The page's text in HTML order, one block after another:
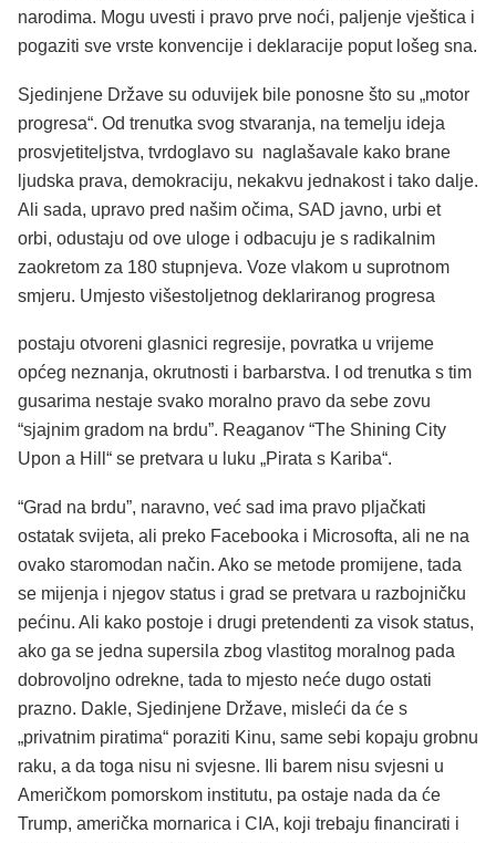
narodima. Mogu uvesti i pravo prve noći, paljenje vještica i
pogaziti sve vrste konvencije i deklaracije poput lošeg sna.
Sjedinjene Države su oduvijek bile ponosne što su „motor
progresa“. Od trenutka svog stvaranja, na temelju ideja
prosvjetiteljstva, tvrdoglavo su naglašavale kako brane
ljudska prava, demokraciju, nekakvu jednakost i tako dalje.
Ali sada, upravo pred našim očima, SAD javno, urbi et
orbi, odustaju od ove uloge i odbacuju je s radikalnim
zaokretom za 180 stupnjeva. Voze vlakom u suprotnom
smjeru. Umjesto višestoljetnog deklariranog progresa
postaju otvoreni glasnici regresije, povratka u vrijeme
općeg neznanja, okrutnosti i barbarstva. I od trenutka s tim
gusarima nestaje svako moralno pravo da sebe zovu
“sjajnim gradom na brdu”. Reaganov “The Shining City
Upon a Hill“ se pretvara u luku „Pirata s Kariba“.
“Grad na brdu”, naravno, već sad ima pravo pljačkati
ostatak svijeta, ali preko Facebooka i Microsofta, ali ne na
ovako staromodan način. Ako se metode promijene, tada
se mijenja i njegov status i grad se pretvara u razbojničku
pećinu. Ali kako postoje i drugi pretendenti za visok status,
ako ga se jedna supersila zbog vlastitog moralnog pada
dobrovoljno odrekne, tada to mjesto neće dugo ostati
prazno. Dakle, Sjedinjene Države, misleći da će s
„privatnim piratima“ poraziti Kinu, same sebi kopaju grobnu
raku, a da toga nisu ni svjesne. Ili barem nisu svjesni u
Američkom pomorskom institutu, pa ostaje nada da će
Trump, američka mornarica i CIA, koji trebaju financirati i